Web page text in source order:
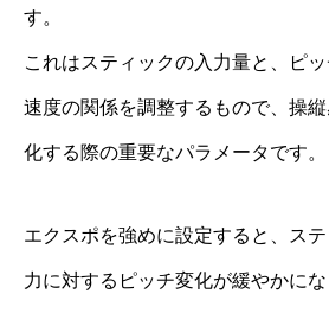
す。
これはスティックの入力量と、ピ
速度の関係を調整するもので、操
化する際の重要なパラメータです。
エクスポを強めに設定すると、ス
力に対するピッチ変化が緩やかに